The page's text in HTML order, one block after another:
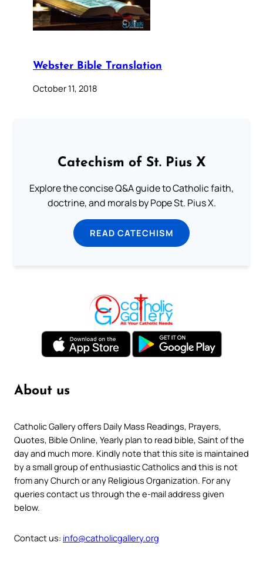
Webster Bible Translation
October 11, 2018
Catechism of St. Pius X
Explore the concise Q&A guide to Catholic faith,
doctrine, and morals by Pope St. Pius X.
READ CATECHISM
About us
Catholic Gallery offers Daily Mass Readings, Prayers,
Quotes, Bible Online, Yearly plan to read bible, Saint of the
day and much more. Kindly note that this site is maintained
by a small group of enthusiastic Catholics and this is not
from any Church or any Religious Organization. For any
queries contact us through the e-mail address given
below.
Contact us: info@catholicgallery.org